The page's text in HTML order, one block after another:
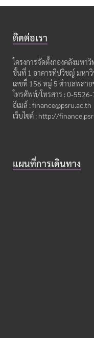
ติดต่อเรา
โครงการจัดตั้งกองคลังมหา
ชั้นที่ 1 อาคารทีปวิชญ์ มหา
เลขที่ 156 หมู่ 5 ตำบลพลา
โทรศัพท์/โทรสาร : 0-
อีเมล์ : finance@psru.ac.th
เว็บไซต์ : http://
แผนที่การเดินทาง